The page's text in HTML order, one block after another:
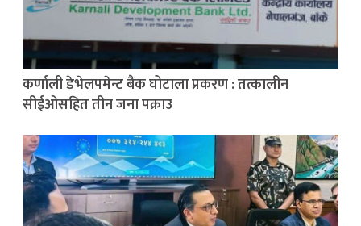
कर्णाली डेभेलपमेन्ट बैंक घोटाला प्रकरण : तत्कालीन
सीईओसहित तीन जना पक्राउ